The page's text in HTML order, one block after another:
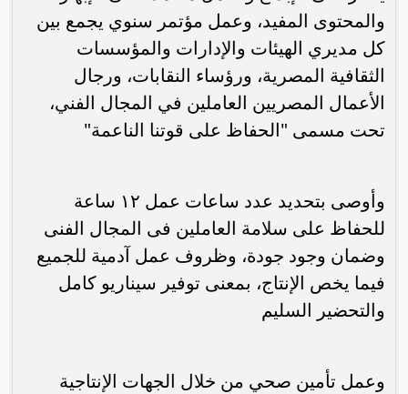
والمحتوى المفيد، وعمل مؤتمر سنوي يجمع بين
كل مديري الهيئات والإدارات والمؤسسات
الثقافية المصرية، ورؤساء النقابات، ورجال
الأعمال المصريين العاملين في المجال الفني،
تحت مسمى "الحفاظ على قوتنا الناعمة"
وأوصى بتحديد عدد ساعات عمل ١٢ ساعة
للحفاظ على سلامة العاملين فى المجال الفنى
وضمان وجود جودة، وظروف عمل آدمية للجميع
فيما يخص الإنتاج، بمعنى توفير سيناريو كامل
والتحضير السليم
وعمل تأمين صحي من خلال الجهات الإنتاجية